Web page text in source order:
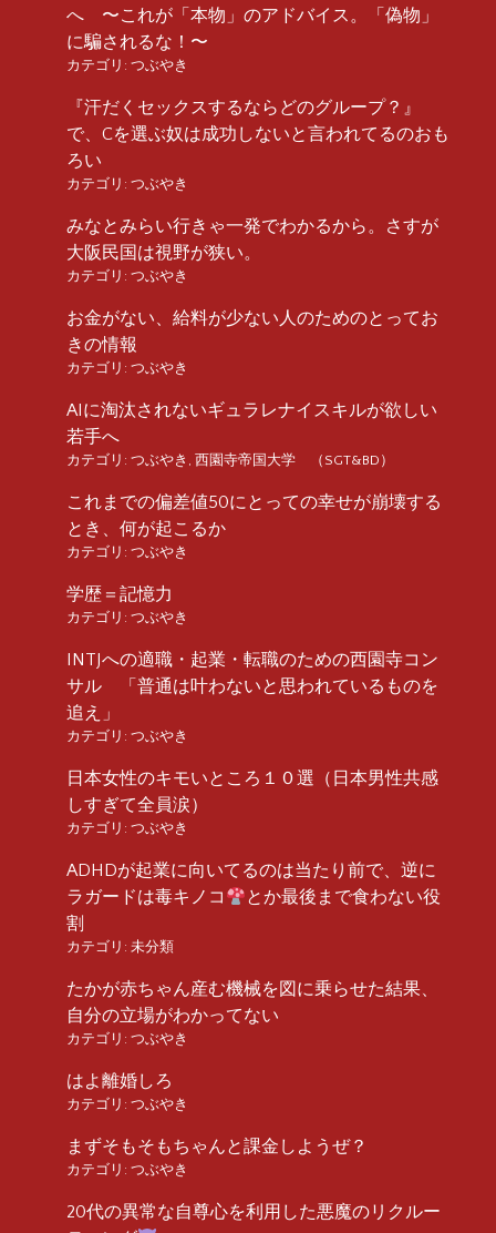
へ 〜これが「本物」のアドバイス。「偽物」
に騙されるな！〜
カテゴリ: つぶやき
『汗だくセックスするならどのグループ？』
で、Cを選ぶ奴は成功しないと言われてるのおも
ろい
カテゴリ: つぶやき
みなとみらい行きゃ一発でわかるから。さすが
大阪民国は視野が狭い。
カテゴリ: つぶやき
お金がない、給料が少ない人のためのとってお
きの情報
カテゴリ: つぶやき
AIに淘汰されないギュラレナイスキルが欲しい
若手へ
カテゴリ: つぶやき , 西園寺帝国大学 （SGT&BD）
これまでの偏差値50にとっての幸せが崩壊する
とき、何が起こるか
カテゴリ: つぶやき
学歴＝記憶力
カテゴリ: つぶやき
INTJへの適職・起業・転職のための西園寺コン
サル 「普通は叶わないと思われているものを
追え」
カテゴリ: つぶやき
日本女性のキモいところ１０選（日本男性共感
しすぎて全員涙）
カテゴリ: つぶやき
ADHDが起業に向いてるのは当たり前で、逆に
ラガードは毒キノコ
とか最後まで食わない役
割
カテゴリ: 未分類
たかが赤ちゃん産む機械を図に乗らせた結果、
自分の立場がわかってない
カテゴリ: つぶやき
はよ離婚しろ
カテゴリ: つぶやき
まずそもそもちゃんと課金しようぜ？
カテゴリ: つぶやき
20代の異常な自尊心を利用した悪魔のリクルー